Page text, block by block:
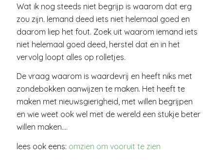
Wat ik nog steeds niet begrijp is waarom dat erg
zou zijn. Iemand deed iets niet helemaal goed en
daarom liep het fout. Zoek uit waarom iemand iets
niet helemaal goed deed, herstel dat en in het
vervolg loopt alles op rolletjes.
De vraag waarom is waardevrij en heeft niks met
zondebokken aanwijzen te maken. Het heeft te
maken met nieuwsgierigheid, met willen begrijpen
en wie weet ook wel met de wereld een stukje beter
willen maken….
lees ook eens: omzien om vooruit te zien